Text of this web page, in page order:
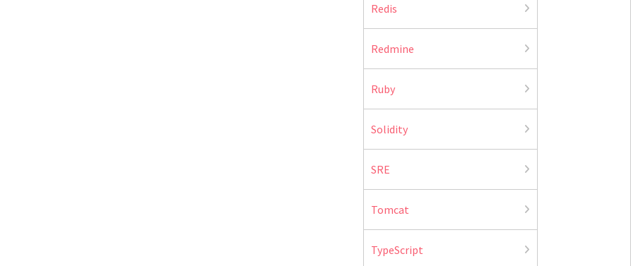
Redis
Redmine
Ruby
Solidity
SRE
Tomcat
TypeScript